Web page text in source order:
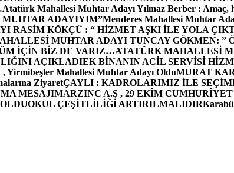
Atatürk Mahallesi Muhtar Adayı Yılmaz Berber :
MUHTAR ADAYIYIM”Menderes Mahallesi Muhtar
RASİM KÖKÇÜ : “ HİZMET AŞKI İLE YOLA
MUHTAR ADAYI TUNCAY GÖKMEN: ”
İÇİN BİZ DE VARIZ…ATATÜRK MAHALLESİ
AÇIKLADIEK BİNANIN ACİL SERVİSİ
Yirmibeşler Mahallesi Muhtar Adayı OlduMURAT
ZiyaretÇAYLI : KADROLARIMIZ İLE
MESAJIMARZINC A.Ş , 29 EKİM
OKUL ÇEŞİTLİLİĞİ ARTIRILMALIDIR